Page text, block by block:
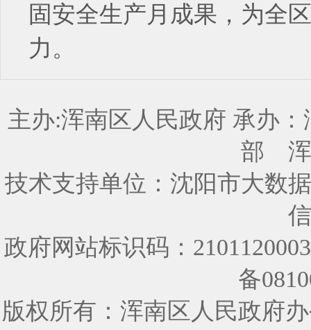
固安全生产月成果，为全
力。
主办:浑南区人民政府 承办
部
技术支持单位：沈阳市大数
政府网站标识码：
备
版权所有：浑南区人民政府